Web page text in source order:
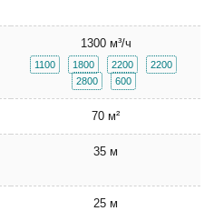
1300 м³/ч
1100 1800 2200
2200
2800
600
70 м²
35 м
25 м